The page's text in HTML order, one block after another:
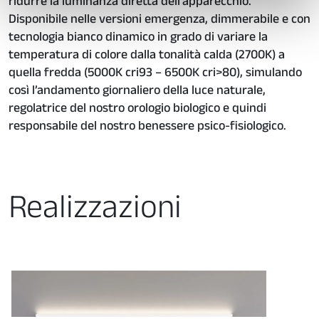
con altre informazioni che ha fornito loro o che hanno
raccolto dal suo utilizzo dei loro servizi.
Disponibile nelle versioni emergenza, dimmerabile e con
tecnologia bianco dinamico in grado di variare la
temperatura di colore dalla tonalità calda (2700K) a
quella fredda (5000K cri93 – 6500K cri>80), simulando
così l’andamento giornaliero della luce naturale,
regolatrice del nostro orologio biologico e quindi
responsabile del nostro benessere psico-fisiologico.
Realizzazioni